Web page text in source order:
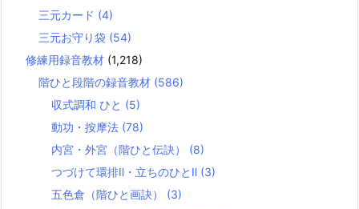
三元カード (4)
三元お守り袋 (54)
修練用録音教材 (1,218)
階ひと段階の録音教材 (586)
収式調和 ひと (5)
動功・按摩法 (78)
内宮・外宮（階ひと伝訣） (8)
つづけて環排Ⅱ・立ちのひとⅡ (3)
五色倉（階ひと画訣） (3)